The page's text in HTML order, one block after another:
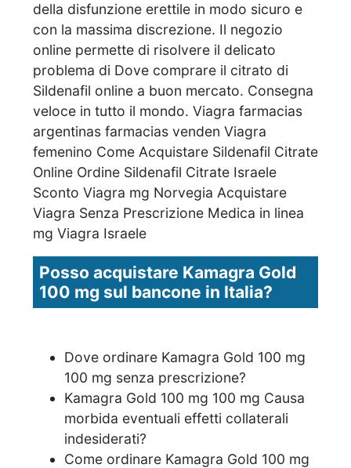
della disfunzione erettile in modo sicuro e
con la massima discrezione. Il negozio
online permette di risolvere il delicato
problema di Dove comprare il citrato di
Sildenafil online a buon mercato. Consegna
veloce in tutto il mondo. Viagra farmacias
argentinas farmacias venden Viagra
femenino Come Acquistare Sildenafil Citrate
Online Ordine Sildenafil Citrate Israele
Sconto Viagra mg Norvegia Acquistare
Viagra Senza Prescrizione Medica in linea
mg Viagra Israele
Posso acquistare Kamagra Gold
100 mg sul bancone in Italia?
Dove ordinare Kamagra Gold 100 mg
100 mg senza prescrizione?
Kamagra Gold 100 mg 100 mg Causa
morbida eventuali effetti collaterali
indesiderati?
Come ordinare Kamagra Gold 100 mg